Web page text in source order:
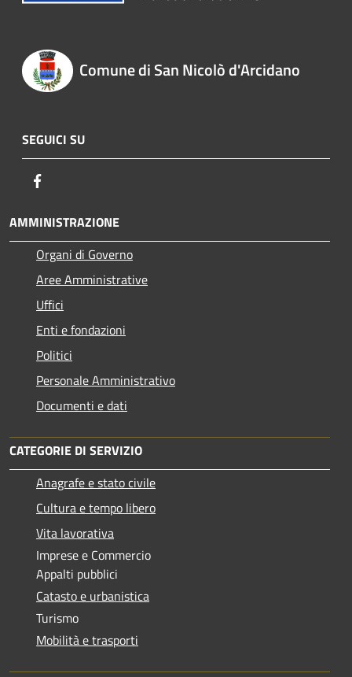
Comune di San Nicolò d'Arcidano
SEGUICI SU
AMMINISTRAZIONE
Organi di Governo
Aree Amministrative
Uffici
Enti e fondazioni
Politici
Personale Amministrativo
Documenti e dati
CATEGORIE DI SERVIZIO
Anagrafe e stato civile
Cultura e tempo libero
Vita lavorativa
Imprese e Commercio
Appalti pubblici
Catasto e urbanistica
Turismo
Mobilità e trasporti